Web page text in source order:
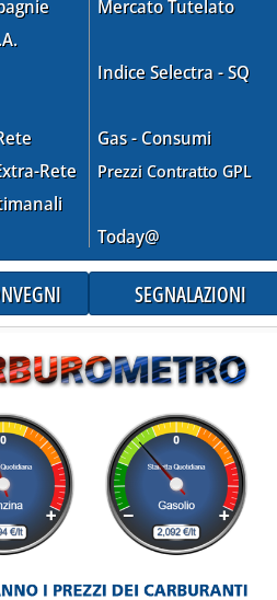
dell'Unione'
Ue per il rilancio dell'industria'
Rete
Mercato Tutelato
Indice Selectra - SQ
Gas - Consumi
Prezzi Contratto GPL
Today@
SEGNALAZIONI